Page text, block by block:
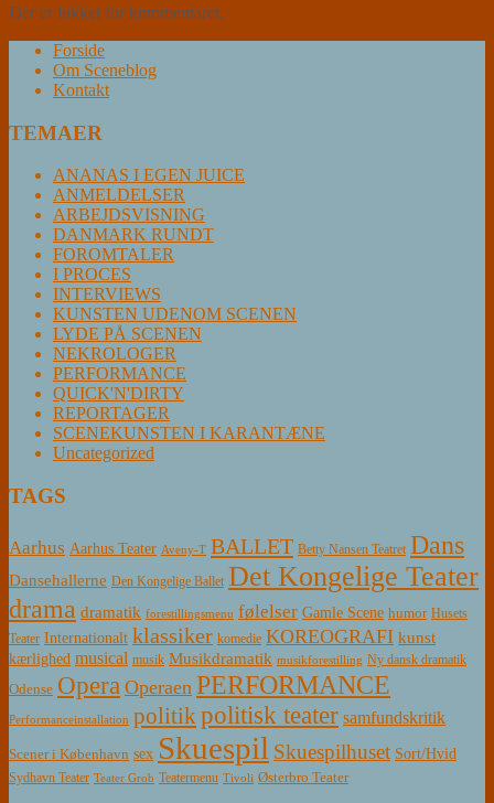
Der er lukket for kommentarer.
Forside
Om Sceneblog
Kontakt
TEMAER
ANANAS I EGEN JUICE
ANMELDELSER
ARBEJDSVISNING
DANMARK RUNDT
FOROMTALER
I PROCES
INTERVIEWS
KUNSTEN UDENOM SCENEN
LYDE PÅ SCENEN
NEKROLOGER
PERFORMANCE
QUICK'N'DIRTY
REPORTAGER
SCENEKUNSTEN I KARANTÆNE
Uncategorized
TAGS
Aarhus Aarhus Teater Aveny-T BALLET Betty Nansen Teatret Dans
Dansehallerne Den Kongelige Ballet Det Kongelige Teater
drama dramatik forestillingsmenu følelser Gamle Scene humor Husets
Teater Internationalt klassiker komedie KOREOGRAFI kunst
kærlighed musical musik Musikdramatik musikforestilling Ny dansk dramatik
Odense Opera Operaen PERFORMANCE
Performanceinstallation politikpolitisk teater samfundskritik
Scener i København sex Skuespil Skuespilhuset Sort/Hvid
Sydhavn Teater Teater Grob Teatermenu Tivoli Østerbro Teater